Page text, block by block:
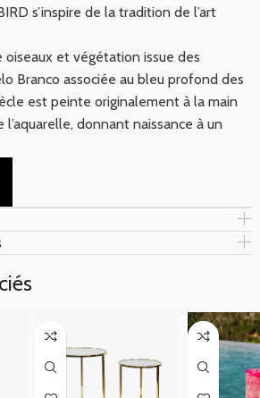
s’inspire de la tradition de l’art
et végétation issue des
Branco associée au bleu profond des
est peinte originalement à la main
donnant naissance à un